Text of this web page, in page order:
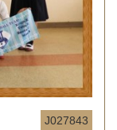
J027843